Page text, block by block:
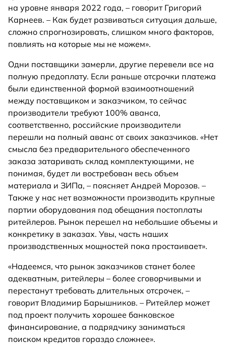
на уровне января 2022 года, – говорит Григорий
Карнеев. – Как будет развиваться ситуация дальше,
сложно спрогнозировать, слишком много факторов,
повлиять на которые мы не можем».
Одни поставщики замерли, другие перевели все на
полную предоплату. Если раньше отсрочки платежа
были единственной формой взаимоотношений
между поставщиком и заказчиком, то сейчас
производители требуют 100% аванса,
соответственно, российские производители
перешли на полный аванс от своих заказчиков. «Нет
смысла без предварительного обеспеченного
заказа затаривать склад комплектующими, не
понимая, будет ли востребован весь объем
материала и ЗИПа, – поясняет Андрей Морозов. –
Также у нас нет возможности производить крупные
партии оборудования под обещания постоплаты
ритейлеров. Рынок перешел на небольшие объемы и
конкретику в заказах. Увы, часть наших
производственных мощностей пока простаивает».
«Надеемся, что рынок заказчиков станет более
адекватным, ритейлеры – более сговорчивыми и
перестанут требовать длительных отсрочек, –
говорит Владимир Барышников. – Ритейлер может
под проект получить хорошее банковское
финансирование, а подрядчику заниматься
поиском кредитов гораздо сложнее».